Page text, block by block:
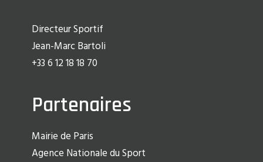
Directeur Sportif
Jean-Marc Bartoli
+33 6 12 18 18 70
Partenaires
Mairie de Paris
Agence Nationale du Sport